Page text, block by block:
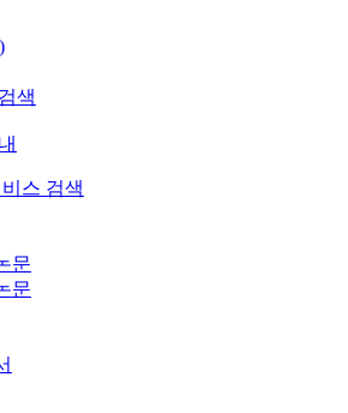
색
스 검색
문
문